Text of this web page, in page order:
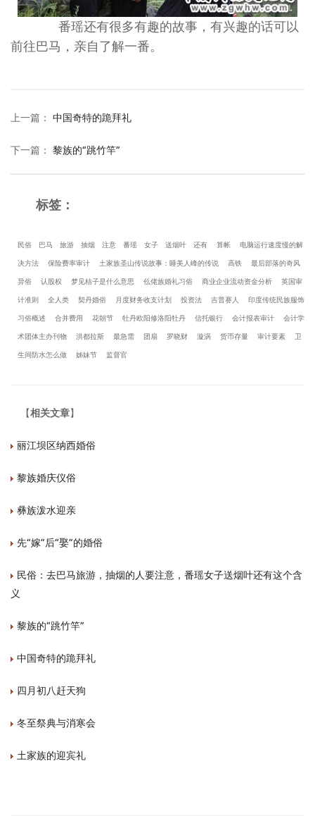
番瑶还有很多有趣的故事，有兴趣的话可以
前往巴马，亲自了解一番。
上一篇 ： 中国奇特的跪拜礼
下一篇 ： 黎族的“跳竹竿”
标签：
民俗 巴马 旅游 抽烟 注意 番瑶 女子 送烟叶 还有 算帐 电脑运行速度慢的解
决方法 保险费率审计 土家族圣山传说故事：睡美人峰的传说 高铁 最后部落的奇风
异俗 认股权 梦见桔子是什么意思 仫佬族婚礼习俗 商业企业流动资金分析 英国审
计准则 全人类 契丹婚俗 月度财务收支计划 投资法 吉普赛人 印度传统民族服饰
习俗概述 合并费用 花朝节 牡丹欧阳修洛阳牡丹 信托银行 会计报表审计 会计学
术团体主办刊物 洪都拉斯 最急需 团扇 罗晓财 漩涡 货币存量 审计要素 卫
生间防水怎么做 姊妹节 监督官
【相关文章】
丽江坝区纳西婚俗
黎族婚庆仪俗
彝族泼水迎亲
先“嫁”后“娶”的婚俗
民俗：去巴马旅游，抽烟的人要注意，番瑶女子送烟叶还有这个含
义
黎族的“跳竹竿”
中国奇特的跪拜礼
四月初八赶天狗
冬至祭典与消寒会
土家族的迎宾礼